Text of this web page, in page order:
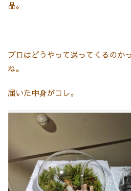
品。
プロはどうやって送ってくるのか
ね。
届いた中身がコレ。